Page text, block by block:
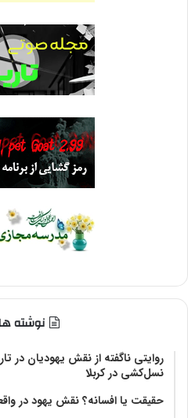
نوشته
روایتی ناگفته از نقش یهودیان در
نسل‌کشی در کربلا
حقیقت یا افسانه؟‌ نقش یهود در